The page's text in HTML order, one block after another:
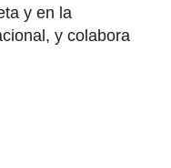
y en la
y colabora